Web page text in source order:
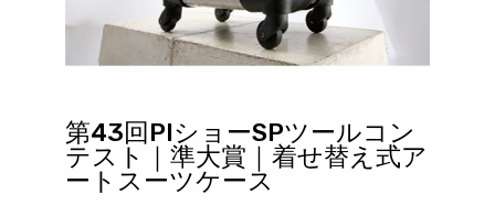
第43回PIショーSPツールコン
テスト｜準大賞｜着せ替え式ア
ートスーツケース